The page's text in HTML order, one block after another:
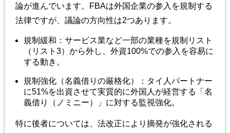
論が進んでいます。FBAは外国企業の参入を規制する
法律ですが、議論の方向性は2つあります。
規制緩和：サービス業など一部の業種を規制リスト
（リスト3）から外し、外資100%での参入を容易に
する動き。
規制強化（名義借りの厳格化）：タイ人パートナー
に51%を出資させて実質的に外国人が経営する「名
義借り（ノミニー）」に対する監視強化。
特に後者については、法改正により摘発が強化される